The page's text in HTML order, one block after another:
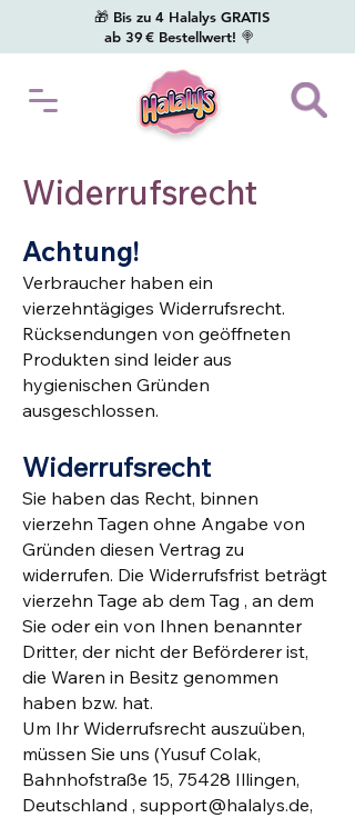
🎁 Bis zu 4 Halalys GRATIS
ab 39 € Bestellwert! 🍭
Widerrufsrecht
Achtung!
Verbraucher haben ein
vierzehntägiges Widerrufsrecht.
Rücksendungen von geöffneten
Produkten sind leider aus
hygienischen Gründen
ausgeschlossen.
Widerrufsrecht
Sie haben das Recht, binnen
vierzehn Tagen ohne Angabe von
Gründen diesen Vertrag zu
widerrufen. Die Widerrufsfrist beträgt
vierzehn Tage ab dem Tag , an dem
Sie oder ein von Ihnen benannter
Dritter, der nicht der Beförderer ist,
die Waren in Besitz genommen
haben bzw. hat.
Um Ihr Widerrufsrecht auszuüben,
müssen Sie uns (Yusuf Colak,
Bahnhofstraße 15, 75428 Illingen,
Deutschland , support@halalys.de,